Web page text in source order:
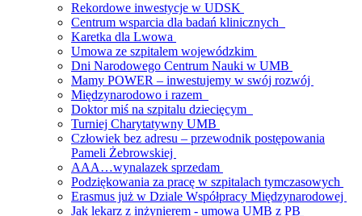
Rekordowe inwestycje w UDSK
Centrum wsparcia dla badań klinicznych
Karetka dla Lwowa
Umowa ze szpitalem wojewódzkim
Dni Narodowego Centrum Nauki w UMB
Mamy POWER – inwestujemy w swój rozwój
Międzynarodowo i razem
Doktor miś na szpitalu dziecięcym
Turniej Charytatywny UMB
Człowiek bez adresu – przewodnik postępowania
Pameli Żebrowskiej
AAA…wynalazek sprzedam
Podziękowania za pracę w szpitalach tymczasowych
Erasmus już w Dziale Współpracy Międzynarodowej
Jak lekarz z inżynierem - umowa UMB z PB